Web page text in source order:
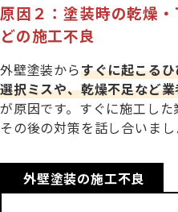
原因２：塗装時の乾燥
どの施工不良
外壁塗装からすぐに起こる
選択ミスや、乾燥不足など
が原因です。すぐに施工した
その後の対策を話し合いまし
外壁塗装の施工不良